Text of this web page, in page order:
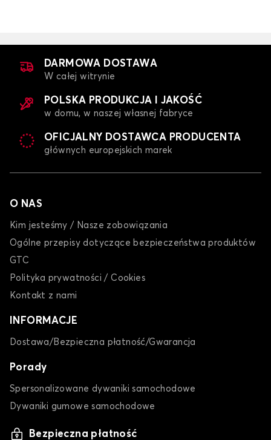
AMPERA
Dywaniki dla OPEL ASTRA
DARMOWA DOSTAWA
W całej witrynie
POLSKA PRODUKCJA I JAKOŚĆ
w domu, w naszej własnej fabryce
OFICJALNY DOSTAWCA PRODUCENTA
głównych europejskich marek
O NAS
Kim jesteśmy / Nasze zobowiązania
Ogólne przepisy dotyczące bezpieczeństwa produktów
GTC
Polityka prywatności / Cookies
Kontakt z nami
INFORMACJE
Dostawa/Bezpieczna płatność/Gwarancja
Porady
Spersonalizowane dywaniki samochodowe
Dywaniki gumowe samochodowe
Bezpieczna płatność